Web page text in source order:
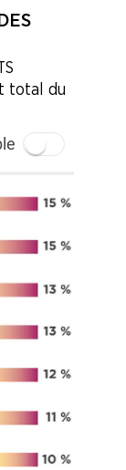
total du